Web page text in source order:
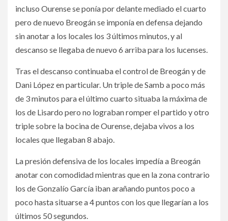
incluso Ourense se ponía por delante mediado el cuarto
pero de nuevo Breogán se imponía en defensa dejando
sin anotar a los locales los 3 últimos minutos, y al
descanso se llegaba de nuevo 6 arriba para los lucenses.
Tras el descanso continuaba el control de Breogán y de
Dani López en particular. Un triple de Samb a poco más
de 3 minutos para el último cuarto situaba la máxima de
los de Lisardo pero no lograban romper el partido y otro
triple sobre la bocina de Ourense, dejaba vivos a los
locales que llegaban 8 abajo.
La presión defensiva de los locales impedía a Breogán
anotar con comodidad mientras que en la zona contrario
los de Gonzalío García iban arañando puntos poco a
poco hasta situarse a 4 puntos con los que llegarían a los
últimos 50 segundos.